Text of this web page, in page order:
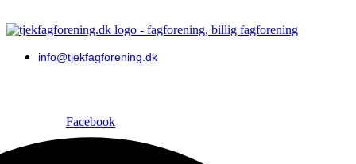
info@tjekfagforening.dk
eller fagforeningsløsninger.
Facebook